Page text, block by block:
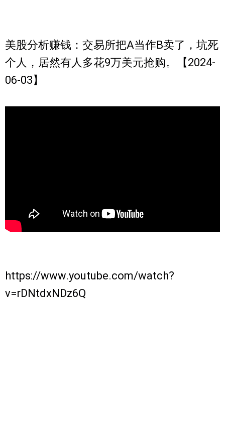
美股分析赚钱：交易所把A当作B卖了，坑死
个人，居然有人多花9万美元抢购。【2024-
06-03】
https://www.youtube.com/watch?
v=rDNtdxNDz6Q